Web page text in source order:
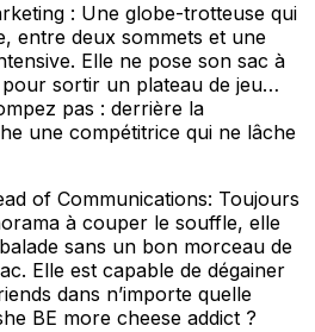
: Une globe-trotteuse qui
entre deux sommets et une
Elle ne pose son sac à
sortir un plateau de jeu…
pas : derrière la
une compétitrice qui ne lâche
of Communications: Toujours
à couper le souffle, elle
sans un bon morceau de
Elle est capable de dégainer
dans n’importe quelle
BE more cheese addict ?